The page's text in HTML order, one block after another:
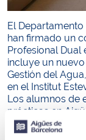
El
han firmado un
Profesional Dual
incluye un
Gestión del
en el Institut
Los alumnos de
prácticas en
David Marco,